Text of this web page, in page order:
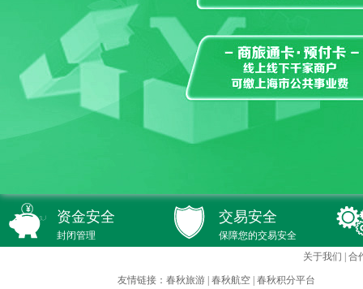
资金安全
封闭管理
交易安全
保障您的交易安全
关于我们
合
友情链接： 春秋旅游 春秋航空 春秋积分平台